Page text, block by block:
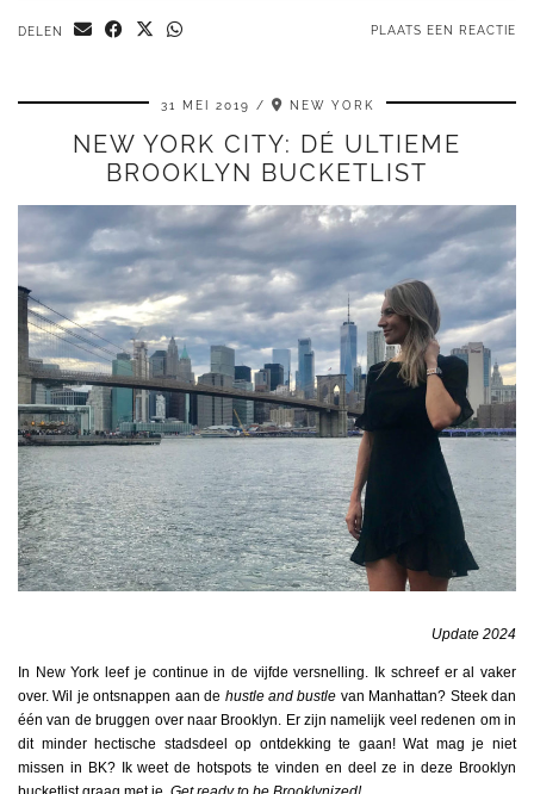
DELEN PLAATS EEN REACTIE
31 MEI 2019 NEW YORK
NEW YORK CITY: DÉ ULTIEME
BROOKLYN BUCKETLIST
Update 2024
In New York leef je continue in de vijfde versnelling. Ik schreef er al vaker
over. Wil je ontsnappen aan de hustle and bustle van Manhattan? Steek dan
één van de bruggen over naar Brooklyn. Er zijn namelijk veel redenen om in
dit minder hectische stadsdeel op ontdekking te gaan! Wat mag je niet
missen in BK? Ik weet de hotspots te vinden en deel ze in deze Brooklyn